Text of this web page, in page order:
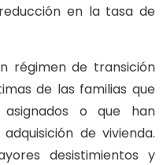
en la tasa de
régimen de transición
de las familias que
o que han
de vivienda.
desistimientos y